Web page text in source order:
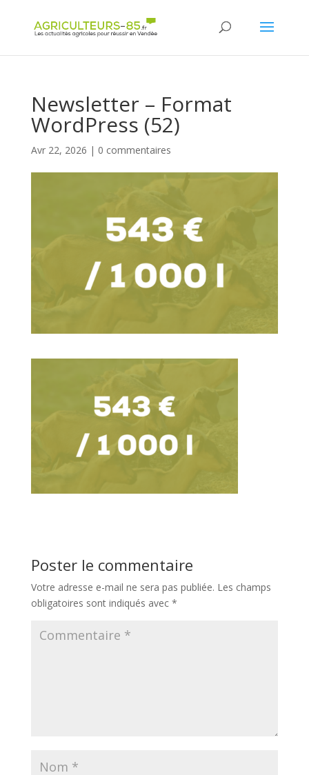
Newsletter – Format
WordPress (52)
Avr 22, 2026 | 0 commentaires
Poster le commentaire
Votre adresse e-mail ne sera pas publiée. Les champs
obligatoires sont indiqués avec *